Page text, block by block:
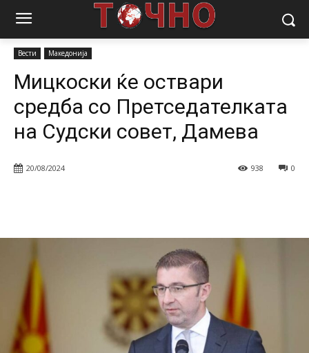
Почетна
Мицкоски ќе оствари средба со Претседателката
Вести Македонија
Мицкоски ќе оствари
средба со Претседателката
на Судски совет, Дамева
20/08/2024 0
938